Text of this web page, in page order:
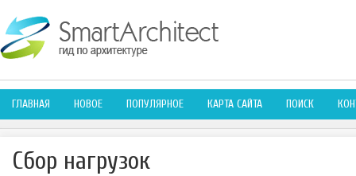
ГЛАВНАЯ НОВОЕ ПОПУЛЯРНОЕ КАРТА САЙТА ПОИСК
Сбор нагрузок